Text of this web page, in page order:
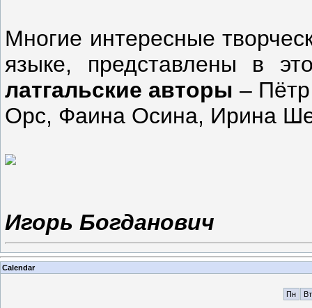
Многие интересные
языке, представлены в
латгальские авторы –
Орс, Фаина Осина, Ирина
Игорь Богданович
Calendar
Пн Вт